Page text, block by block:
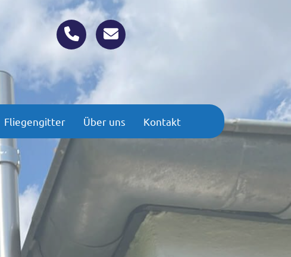
Fliegengitter Über uns Kontakt